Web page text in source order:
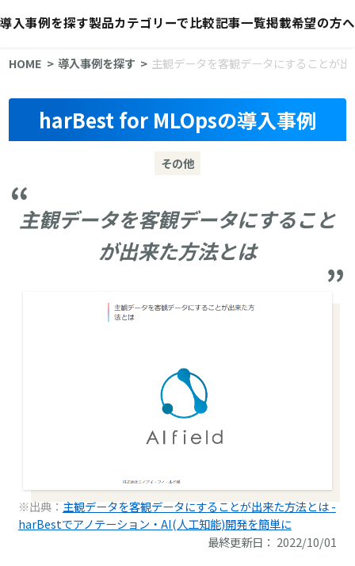
導入事例を探す製品カテゴリーで比較記事一覧掲載希望の方へ
HOME 導入事例を探す 主観データを客観データにすることが
harBest for MLOpsの導入事例
その他
主観データを客観データにすること
が出来た方法とは
※出典： 主観データを客観データにすることが出来た方法とは -
harBestでアノテーション・AI(人工知能)開発を簡単に
最終更新日： 2022/10/01